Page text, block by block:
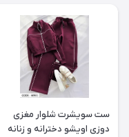
ست سویشرت شلوار مغزی
دوزی اویشو دخترانه و زنانه